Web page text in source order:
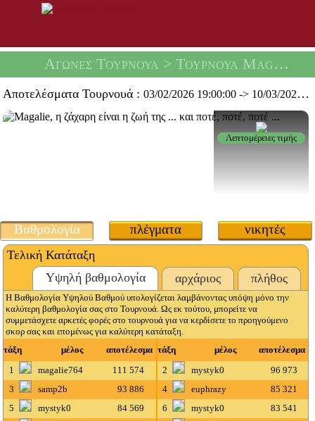
Αγώνες Τουρνουά > Τουρνουά Magalie Chipie -
Αποτελέσματα Τουρνουά :03/02/2026 19:00:00 -> 10/03/2026 19:59:59
Λεπτομέρειες τιμής
Βαθμολογία πλέγματα νικητές
Τελική Κατάταξη
Υψηλή βαθμολογία
αρχάριος πλήθος
Η Βαθμολογία Υψηλού Βαθμού υπολογίζεται λαμβάνοντας υπόψη μόνο την
καλύτερη βαθμολογία σας στο Τουρνουά. Ως εκ τούτου, μπορείτε να
συμμετάσχετε αρκετές φορές στο τουρνουά για να κερδίσετε το προηγούμενο
σκορ σας και επομένως για καλύτερη κατάταξη.
τάξη
μέλος αποτέλεσμα τάξη μέλος
αποτέλεσμα
1
magalie764 111 574 2 mystyk0
96 973
3
samp2b 93 886 4 euphrazy
85 321
5
mystyk0 84 569 6 mystyk0
83 541